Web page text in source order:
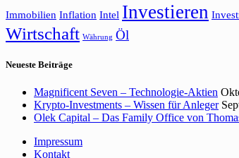
Immobilien Inflation Intel Investieren
Wirtschaft Währung Öl
Neueste Beiträge
Magnificent Seven – Technologie-Aktien
Krypto-Investments – Wissen für Anleger
Olek Capital – Das Family Office von
Impressum
Kontakt